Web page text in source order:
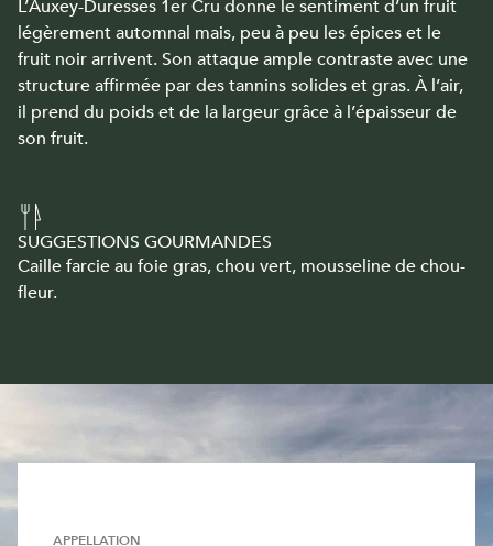
légèrement automnal mais, peu à peu les épices et le
fruit noir arrivent. Son attaque ample contraste avec une
structure affirmée par des tannins solides et gras. À l’air,
il prend du poids et de la largeur grâce à l’épaisseur de
son fruit.
SUGGESTIONS GOURMANDES
Caille farcie au foie gras, chou vert, mousseline de chou-
fleur.
APPELLATION